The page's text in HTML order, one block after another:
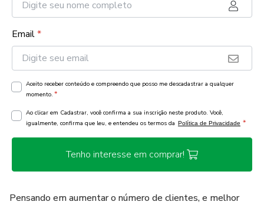
Email*
Aceito receber conteúdo e compreendo que posso me descadastrar a qualquer
momento. *
Ao clicar em Cadastrar, você confirma a sua inscrição neste produto. Você,
igualmente, confirma que leu, e entendeu os termos da Política de Privacidade *
Tenho interesse em comprar!
Pensando em aumentar o número de clientes, e melhor